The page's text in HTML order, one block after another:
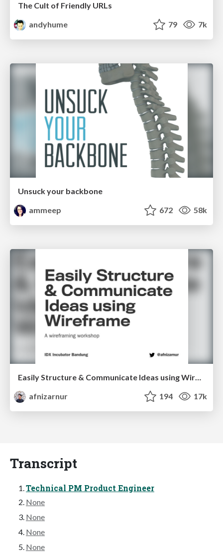
The Cult of Friendly URLs
andyhume
79 7k
Unsuck your backbone
ammeep
672 58k
afnizarnur
194 17k
Transcript
Technical PM Product Engineer
None
None
None
None